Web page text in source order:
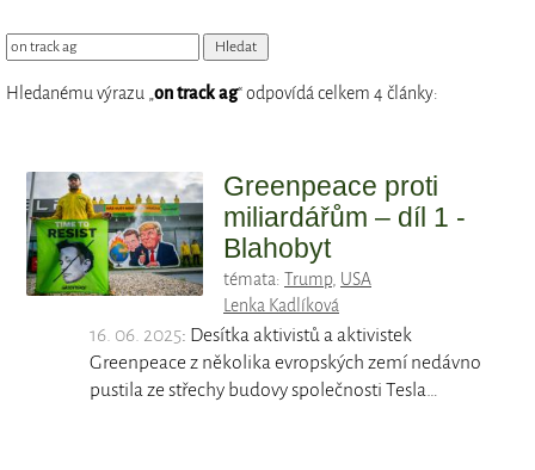
Hledanému výrazu „on track ag“ odpovídá celkem 4 články:
Greenpeace proti
miliardářům – díl 1 -
Blahobyt
témata: Trump, USA
Lenka Kadlíková
16. 06. 2025: Desítka aktivistů a aktivistek
Greenpeace z několika evropských zemí nedávno
pustila ze střechy budovy společnosti Tesla…